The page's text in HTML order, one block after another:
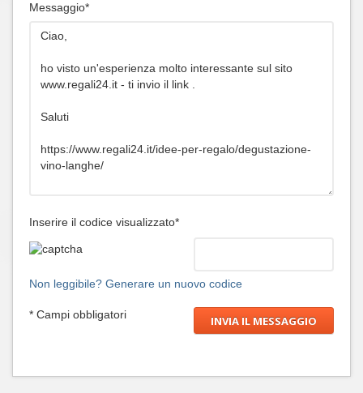
Messaggio*
Inserire il codice visualizzato*
Non leggibile? Generare un nuovo codice
* Campi obbligatori